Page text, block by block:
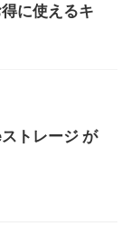
に使えるキ
トレージ が